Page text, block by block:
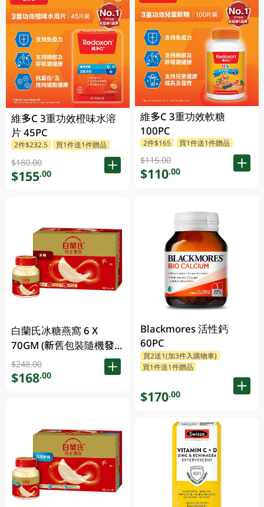
維多C 3重功效橙味水溶
片 45PC
2件$232.5 買1件送1件贈品
$180.00
$155.00
白蘭氏冰糖燕窩 6 X
70GM (新舊包裝隨機發
放)
$248.00
$168.00
維多C 3重功效軟糖
100PC
2件$165 買1件送1件贈品
$115.00
$110.00
Blackmores 活性鈣
60PC
買2送1(加3件入購物車)
買1件送1件贈品
$170.00